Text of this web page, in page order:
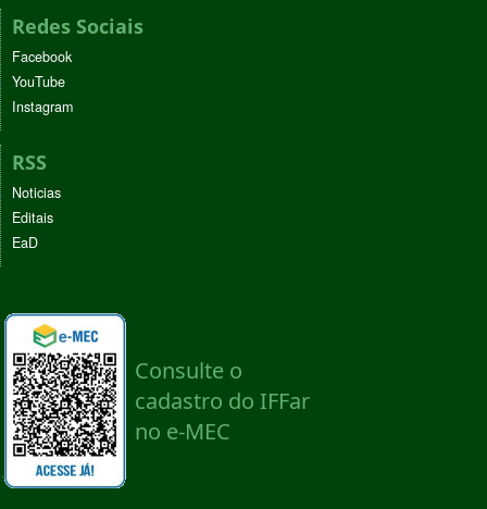
Redes Sociais
Facebook
YouTube
Instagram
RSS
Noticias
Editais
EaD